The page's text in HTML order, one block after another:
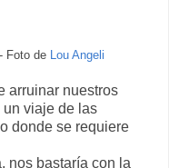
Foto de Lou Angeli
arruinar nuestros
un viaje de las
donde se requiere
nos bastaría con la